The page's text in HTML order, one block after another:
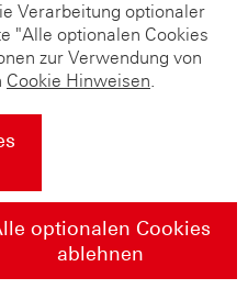
Verarbeitung optionaler
"Alle optionalen Cookies
zur Verwendung von
Cookie Hinweisen.
optionalen Cookies
ablehnen